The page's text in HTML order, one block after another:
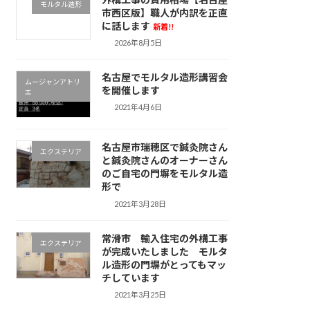
モルタル造形
市西区版】職人が内訳を正直
に話します 新着!!
2026年8月5日
ムージャンアトリ
エ
名古屋でモルタル造形講習会
を開催します
2021年4月6日
エクステリア
名古屋市瑞穂区で鍼灸院さん
と鍼灸院さんのオーナーさん
のご自宅の門塀をモルタル造
形で
2021年3月28日
エクステリア
常滑市 輸入住宅の外構工事
が完成いたしました モルタ
ル造形の門塀がとってもマッ
チしています
2021年3月25日